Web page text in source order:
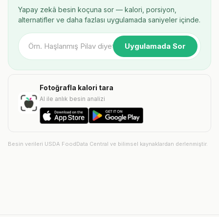
Yapay zekâ besin koçuna sor — kalori, porsiyon,
alternatifler ve daha fazlası uygulamada saniyeler içinde.
Uygulamada Sor
Fotoğrafla kalori tara
AI ile anlık besin analizi
Besin verileri USDA FoodData Central ve bilimsel kaynaklardan derlenmiştir.